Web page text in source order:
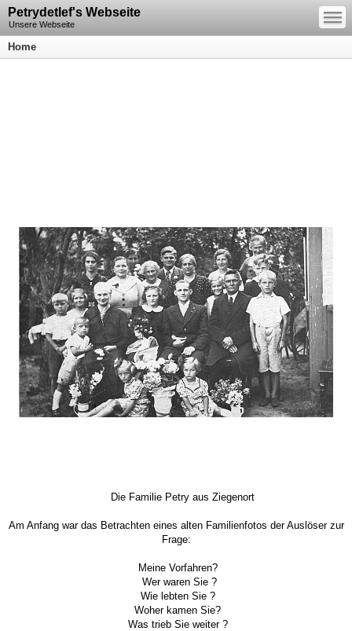
Petrydetlef's Webseite
Unsere Webseite
—
—
—
Home
Die Familie Petry aus Ziegenort
Am Anfang war das Betrachten eines alten Familienfotos der Auslöser zur
Frage:
Meine Vorfahren?
Wer waren Sie ?
Wie lebten Sie ?
Woher kamen Sie?
Was trieb Sie weiter ?